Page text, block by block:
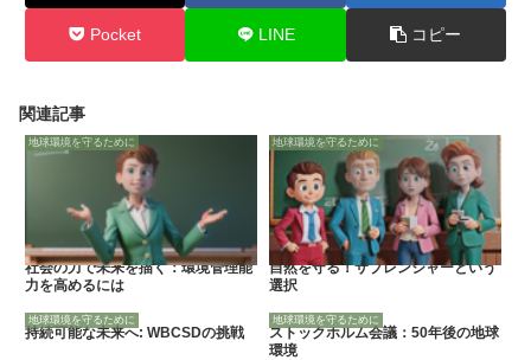
Pocket LINE コピー
関連記事
地球環境を守るために
社会の力で未来を描く：環境管理能
力を高めるには
地球環境を守るために
自然を守る！サブレンジャーという
選択
地球環境を守るために
持続可能な未来へ: WBCSDの挑戦
地球環境を守るために
ストックホルム会議：50年後の地球
環境